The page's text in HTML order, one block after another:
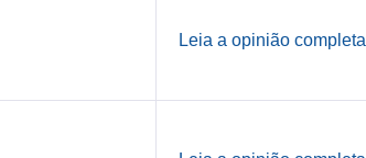
Leia a opinião completa